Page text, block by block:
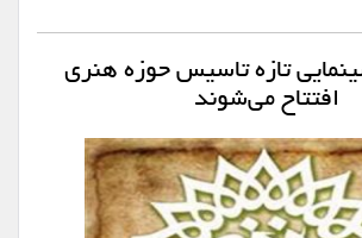
سینمایی تازه تاسیس حوزه هنری
افتتاح می‌شوند